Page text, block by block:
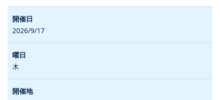
2026/9/17
木